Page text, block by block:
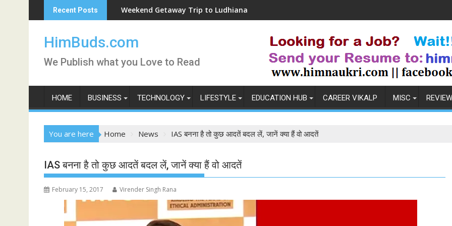
to
Recent Posts
Weekend Getaway Trip to Ludhiana Coronavirus in India: Observations & Prevention
HimBuds.com
We Publish what you Love to Read
HOME BUSINESS TECHNOLOGY LIFESTYLE EDUCATION HUB CAREER VIKALP MISC
You are here Home News IAS बनना है तो कुछ आदतें बदल लें, जानें क्या हैं वो आदतें
IAS बनना है तो कुछ आदतें बदल लें, जानें क्या हैं वो आदतें
February 15, 2017 Virender Singh Rana